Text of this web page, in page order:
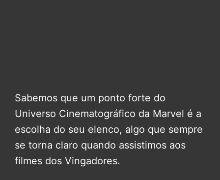
Sabemos que um ponto forte do
Universo Cinematográfico da Marvel é a
escolha do seu elenco, algo que sempre
se torna claro quando assistimos aos
filmes dos Vingadores.